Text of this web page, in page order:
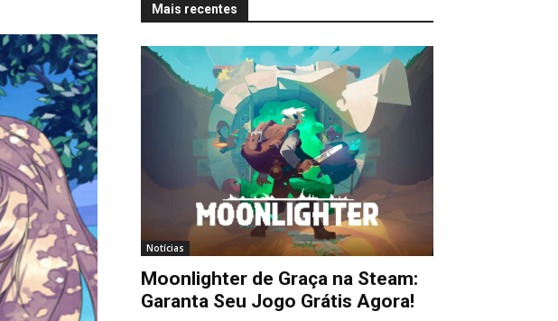
Mais recentes
Notícias
Moonlighter de Graça na Steam:
Garanta Seu Jogo Grátis Agora!